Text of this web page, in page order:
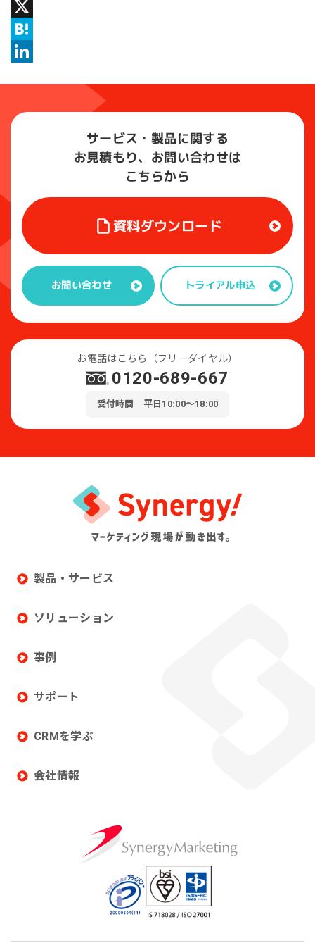
Facebook
Hatena
サービス・製品に関する
お見積もり、お問い合わせは
こちらから
資料ダウンロード
お問い合わせ トライアル申込
お電話はこちら（フリーダイヤル）
0120-689-667
受付時間 平日10:00～18:00
製品・サービス
ソリューション
事例
サポート
CRMを学ぶ
会社情報